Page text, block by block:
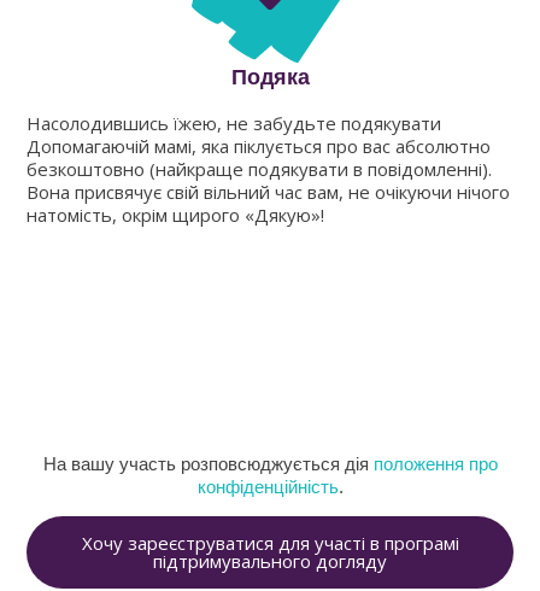
Подяка
Насолодившись їжею, не забудьте подякувати
Допомагаючій мамі, яка піклується про вас абсолютно
безкоштовно (найкраще подякувати в повідомленні).
Вона присвячує свій вільний час вам, не очікуючи нічого
натомість, окрім щирого «Дякую»!
На вашу участь розповсюджується дія положення про
конфіденційність.
Хочу зареєструватися для участі в програмі
підтримувального догляду